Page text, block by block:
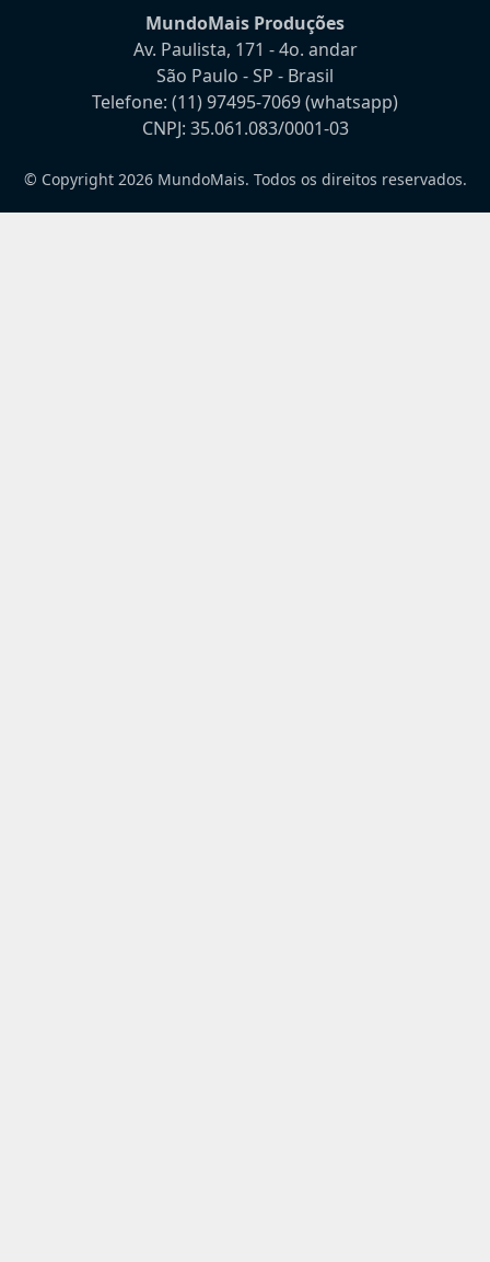
MundoMais Produções
Av. Paulista, 171 - 4o. andar
São Paulo - SP - Brasil
Telefone: (11) 97495-7069(whatsapp)
CNPJ: 35.061.083/0001-03
© Copyright 2026 MundoMais. Todos os direitos reservados.